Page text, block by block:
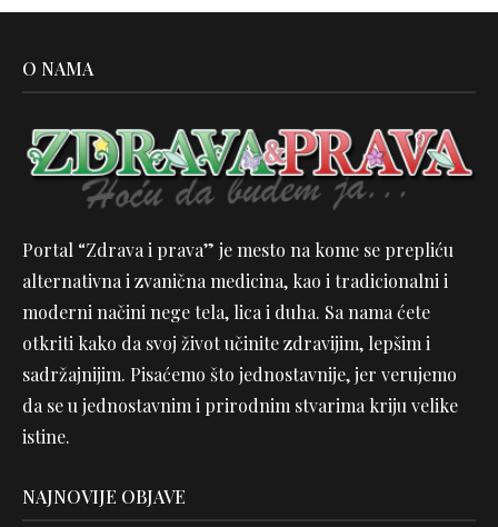
O NAMA
Portal “Zdrava i prava” je mesto na kome se prepliću
alternativna i zvanična medicina, kao i tradicionalni i
moderni načini nege tela, lica i duha. Sa nama ćete
otkriti kako da svoj život učinite zdravijim, lepšim i
sadržajnijim. Pisaćemo što jednostavnije, jer verujemo
da se u jednostavnim i prirodnim stvarima kriju velike
istine.
NAJNOVIJE OBJAVE